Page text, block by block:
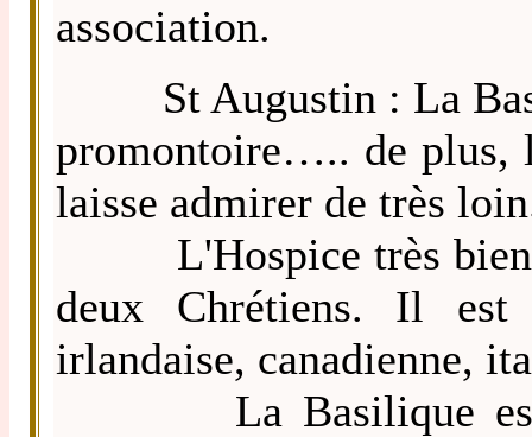
association.
St Augustin : La
promontoire….. de plus,
laisse admirer de très
L'Hospice très bien
deux Chrétiens. Il est
irlandaise, canadienne,
La Basilique est "